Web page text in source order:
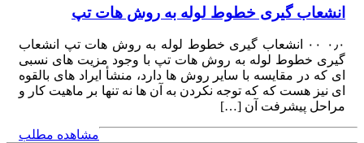
انشعاب گیری خطوط لوله به روش هات تپ
۰٫۰ ۰۰ انشعاب گیری خطوط لوله به روش هات تپ انشعاب
گیری خطوط لوله به روش هات تپ با وجود مزیت های نسبی
ای که در مقایسه با سایر روش ها دارد، منشأ ایراد های بالقوه
ای نیز هست که که توجه نکردن به آن ها نه تنها بر ماهیت کار و
مراحل پیشرفت آن […]
مشاهده مطلب